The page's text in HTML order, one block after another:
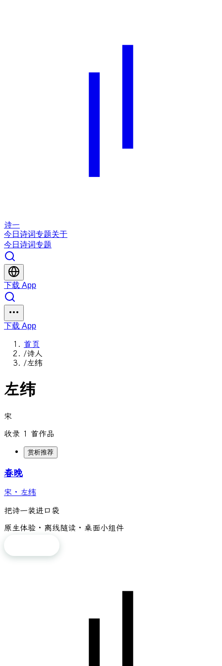
诗一
今日 诗词专题关于
今日 诗词专题
下载 App
下载 App
首页
/诗人
/左纬
左纬
宋
收录 1 首作品
赏析推荐
春晚
宋 · 左纬
把诗一装进口袋
原生体验 · 离线随读 · 桌面小组件